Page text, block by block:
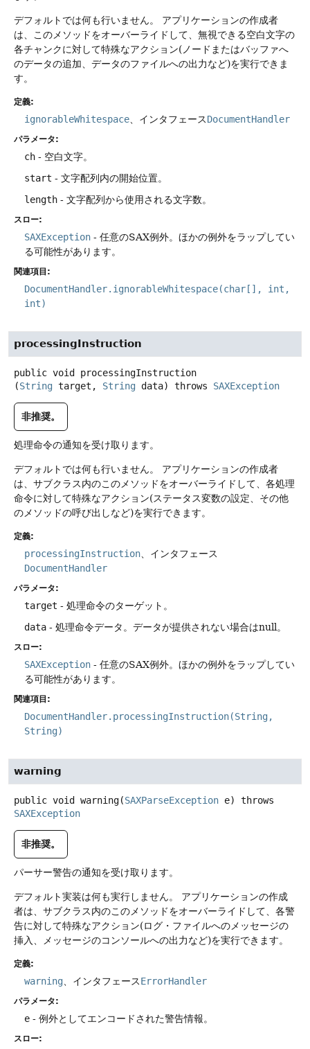
デフォルトでは何も行いません。
アプリケーションの作成者
は、このメソッドをオーバーライドして、無視できる空白文字の
各チャンクに対して特殊なアクション(ノードまたはバッファへ
のデータの追加、データのファイルへの出力など)を実行できま
す。
定義:
ignorableWhitespace 、インタフェースDocumentHandler
パラメータ:
ch - 空白文字。
start - 文字配列内の開始位置。
length - 文字配列から使用される文字数。
スロー:
SAXException - 任意のSAX例外。ほかの例外をラップしてい
る可能性があります。
関連項目:
DocumentHandler.ignorableWhitespace(char[], int,
int)
processingInstruction
public void
processingInstruction
(String target, String data) throws SAXException
非推奨。
処理命令の通知を受け取ります。
デフォルトでは何も行いません。
アプリケーションの作成者
は、サブクラス内のこのメソッドをオーバーライドして、各処理
命令に対して特殊なアクション(ステータス変数の設定、その他
のメソッドの呼び出しなど)を実行できます。
定義:
processingInstruction 、インタフェース
DocumentHandler
パラメータ:
target - 処理命令のターゲット。
data - 処理命令データ。データが提供されない場合はnull。
スロー:
SAXException - 任意のSAX例外。ほかの例外をラップしてい
る可能性があります。
関連項目:
DocumentHandler.processingInstruction(String,
String)
warning
public void warning(SAXParseException e)
throws
SAXException
非推奨。
パーサー警告の通知を受け取ります。
デフォルト実装は何も実行しません。
アプリケーションの作成
者は、サブクラス内のこのメソッドをオーバーライドして、各警
告に対して特殊なアクション(ログ・ファイルへのメッセージの
挿入、メッセージのコンソールへの出力など)を実行できます。
定義:
warning 、インタフェースErrorHandler
パラメータ:
e - 例外としてエンコードされた警告情報。
スロー: